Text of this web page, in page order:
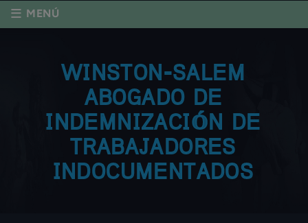
≡ MENÚ
WINSTON-SALEM
ABOGADO DE
INDEMNIZACIÓN DE
TRABAJADORES
INDOCUMENTADOS